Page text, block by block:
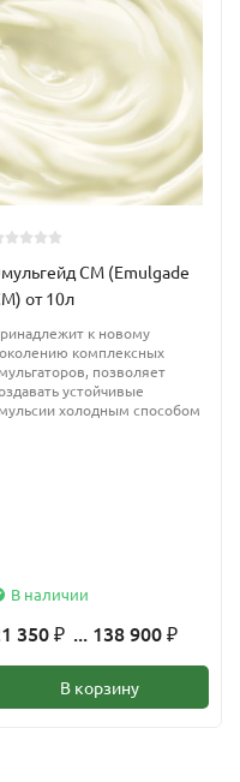
стимулируя их рост
светло-зеленого цвета с
действие
СМ (Emulgade
от 10л
к новому
комплексных
позволяет
устойчивые
холодным способом
В наличии
350 ₽ ... 138 900 ₽
В корзину